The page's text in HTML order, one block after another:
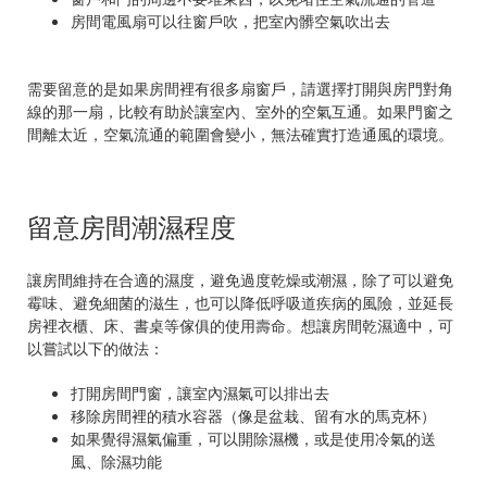
房間電風扇可以往窗戶吹，把室內髒空氣吹出去
需要留意的是如果房間裡有很多扇窗戶，請選擇打開與房門對角
線的那一扇，比較有助於讓室內、室外的空氣互通。如果門窗之
間離太近，空氣流通的範圍會變小，無法確實打造通風的環境。
留意房間潮濕程度
讓房間維持在合適的濕度，避免過度乾燥或潮濕，除了可以避免
霉味、避免細菌的滋生，也可以降低呼吸道疾病的風險，並延長
房裡衣櫃、床、書桌等傢俱的使用壽命。想讓房間乾濕適中，可
以嘗試以下的做法：
打開房間門窗，讓室內濕氣可以排出去
移除房間裡的積水容器（像是盆栽、留有水的馬克杯）
如果覺得濕氣偏重，可以開除濕機，或是使用冷氣的送
風、除濕功能